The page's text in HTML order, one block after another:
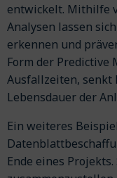
entwickelt. Mithilfe
Analysen lassen
erkennen und
Form der
Ausfallzeiten, senkt
Lebensdauer der
Ein weiteres
Ende eines